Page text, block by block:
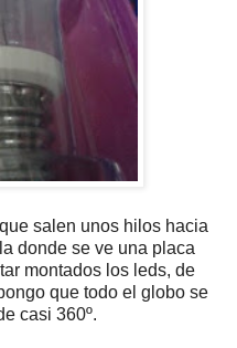
salen unos hilos hacia
donde se ve una placa
montados los leds, de
que todo el globo se
casi 360º.